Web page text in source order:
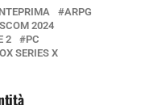
ARPG
2024
2
PC
SERIES X